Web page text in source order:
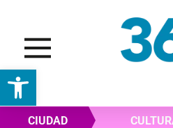
Abrir barra de
CIUDAD